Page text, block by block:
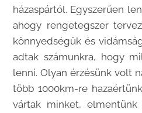
házaspártól. Egyszerűen
ahogy rengetegszer
könnyedségük és
adtak számunkra, hogy
lenni. Olyan érzésünk volt
több 1000km-re
vártak minket,